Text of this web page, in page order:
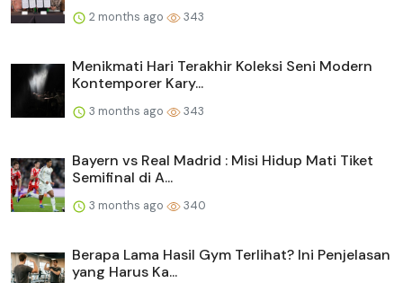
2 months ago 343
Menikmati Hari Terakhir Koleksi Seni Modern
Kontemporer Kary...
3 months ago 343
Bayern vs Real Madrid : Misi Hidup Mati Tiket
Semifinal di A...
3 months ago 340
Berapa Lama Hasil Gym Terlihat? Ini Penjelasan
yang Harus Ka...